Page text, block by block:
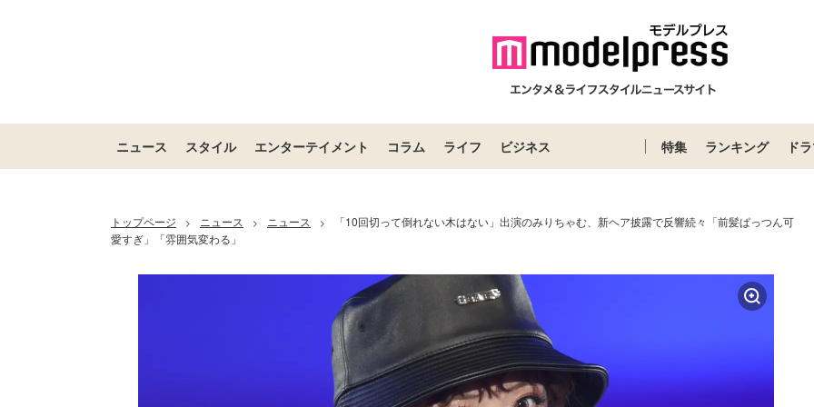
ニュース スタイル エンターテイメント コラム ライフ ビジネス 特集 ランキング ド
トップページ > ニュース > ニュース >
「10回切って倒れない木はない」出演のみりちゃむ、新ヘア披露で反響続々「前髪ぱっつん可
愛すぎ」「雰囲気変わる」